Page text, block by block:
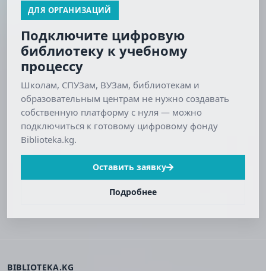
ДЛЯ ОРГАНИЗАЦИЙ
Подключите цифровую
библиотеку к учебному
процессу
Школам, СПУЗам, ВУЗам, библиотекам и
образовательным центрам не нужно создавать
собственную платформу с нуля — можно
подключиться к готовому цифровому фонду
Biblioteka.kg.
Оставить заявку
Подробнее
BIBLIOTEKA.KG